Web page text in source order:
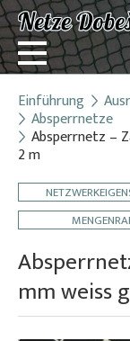
Login
Registrierung
Kontakt
Einführung
Absperrnetze
Absperrnetz –
2 m
mm weiss